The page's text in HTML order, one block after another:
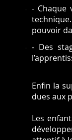
- Chaque
pouvoir
- Des
Enfin la
dues aux
Les